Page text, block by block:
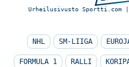
Urheilusivusto Sportti.com |
NHL SM-LIIGA
FORMULA 1 RALLI